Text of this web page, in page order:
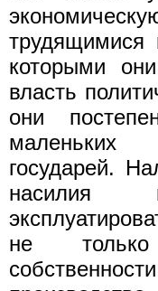
трудящимися
которыми
власть
они
маленьких
государей.
насилия
не